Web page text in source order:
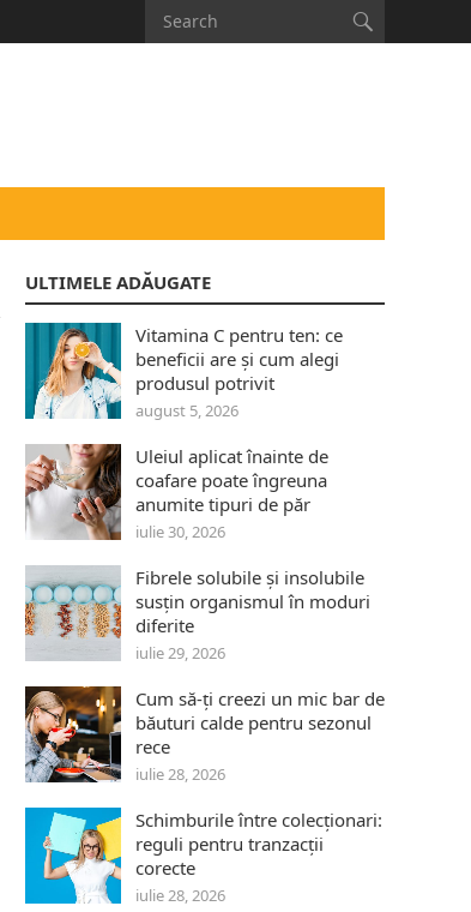
ULTIMELE ADĂUGATE
Vitamina C pentru ten: ce
beneficii are și cum alegi
produsul potrivit
august 5, 2026
Uleiul aplicat înainte de
coafare poate îngreuna
anumite tipuri de păr
iulie 30, 2026
Fibrele solubile și insolubile
susțin organismul în moduri
diferite
iulie 29, 2026
Cum să-ți creezi un mic bar de
băuturi calde pentru sezonul
rece
iulie 28, 2026
Schimburile între colecționari:
reguli pentru tranzacții
corecte
iulie 28, 2026